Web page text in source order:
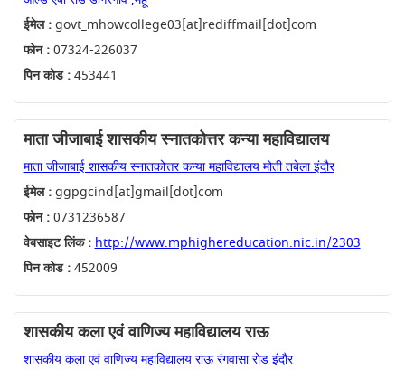
ईमेल :govt_mhowcollege03[at]rediffmail[dot]com
फोन :07324-226037
पिन कोड :453441
माता जीजाबाई शासकीय स्नातकोत्तर कन्या महाविद्यालय
माता जीजाबाई शासकीय स्नातकोत्तर कन्या महाविद्यालय मोती तबेला इंदौर
ईमेल :ggpgcind[at]gmail[dot]com
फोन :0731236587
वेबसाइट लिंक : http://www.mphighereducation.nic.in/2303
पिन कोड :452009
शासकीय कला एवं वाणिज्य महाविद्यालय राऊ
शासकीय कला एवं वाणिज्य महाविद्यालय राऊ रंगवासा रोड इंदौर